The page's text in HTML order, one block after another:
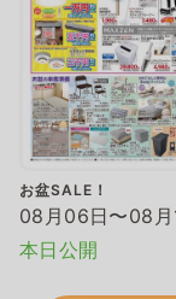
お盆SALE！
08月06日〜08月
本日公開